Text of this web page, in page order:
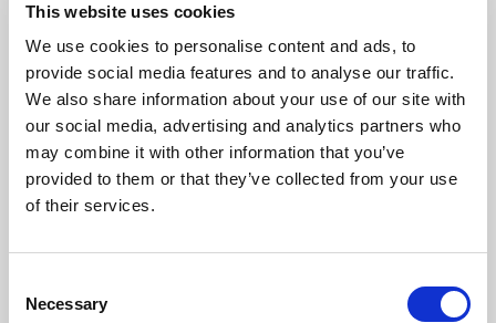
This website uses cookies
We use cookies to personalise content and ads, to
provide social media features and to analyse our traffic.
We also share information about your use of our site with
our social media, advertising and analytics partners who
may combine it with other information that you’ve
provided to them or that they’ve collected from your use
of their services.
Selection
Necessary
contre les travailleurs) ; […] le marché
autorégulateur s’est « désinséré »
(disembedded) de la société et la soumet à
ses lois (le marché contre la société) »
(Polanyi, 1944, p.88).
En faisant fi des problématiques relevées par
politiques dirigent l’école vers l’industrie